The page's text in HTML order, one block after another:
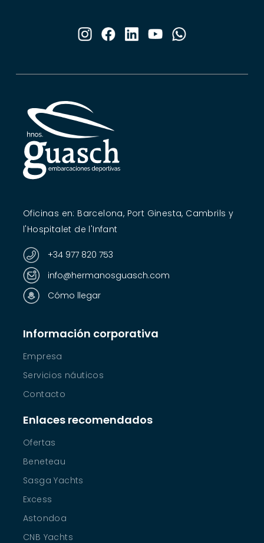
Oficinas en: Barcelona, Port Ginesta, Cambrils y
l'Hospitalet de l'Infant
+34 977 820 753
info@hermanosguasch.com
Cómo llegar
Información corporativa
Empresa
Servicios náuticos
Contacto
Enlaces recomendados
Ofertas
Beneteau
Sasga Yachts
Excess
Astondoa
CNB Yachts